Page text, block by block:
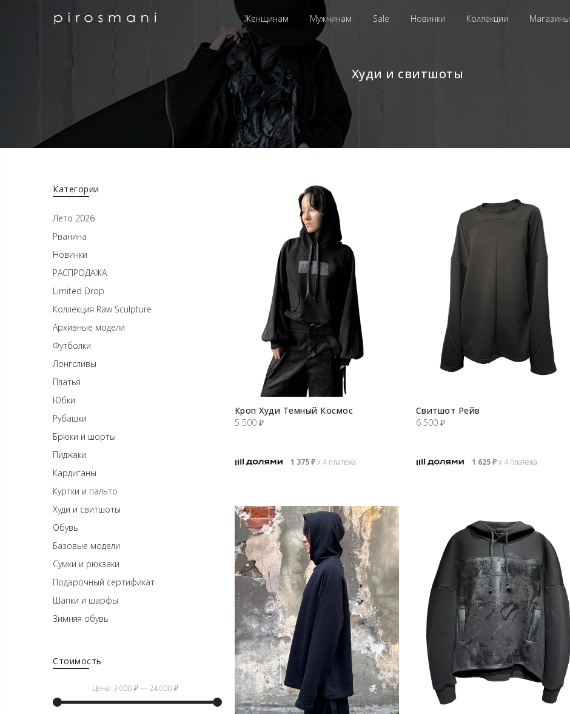
Женщинам Мужчинам Sale Новинки Коллекции Магазины
Худи и свитшоты
Кроп Худи Темный Космос
5 500 ₽
1 375₽х 4 платежа
Свитшот Рейв
6 500 ₽
1 625₽х 4 платежа
Категории
Лето 2026
Рванина
Новинки
РАСПРОДАЖА
Limited Drop
Коллекция Raw Sculpture
Архивные модели
Футболки
Лонгсливы
Платья
Юбки
Рубашки
Брюки и шорты
Пиджаки
Кардиганы
Куртки и пальто
Худи и свитшоты
Обувь
Базовые модели
Сумки и рюкзаки
Подарочный сертификат
Шапки и шарфы
Зимняя обувь
Стоимость
Цена: 3 000 ₽—24 000 ₽